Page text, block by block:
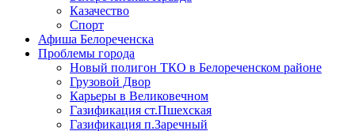
Казачество
Спорт
Афиша Белореченска
Проблемы города
Новый полигон ТКО в Белореченском районе
Грузовой Двор
Карьеры в Великовечном
Газификация ст.Пшехская
Газификация п.Заречный